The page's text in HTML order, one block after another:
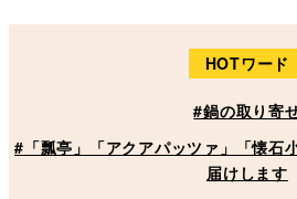
HOTワード
#鍋の取り寄
#「瓢亭」「アクアパッツァ」「懐石
届けします